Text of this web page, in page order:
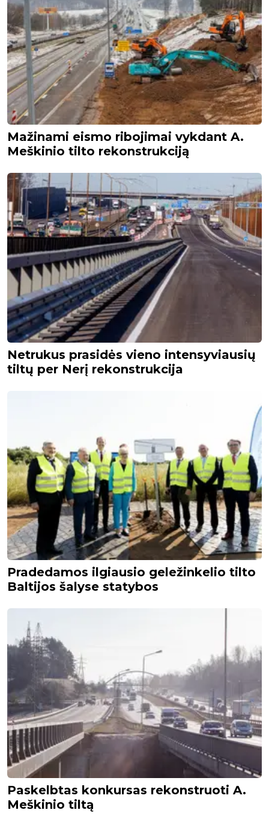
Mažinami eismo ribojimai vykdant A.
Meškinio tilto rekonstrukciją
Netrukus prasidės vieno intensyviausių
tiltų per Nerį rekonstrukcija
Pradedamos ilgiausio geležinkelio tilto
Baltijos šalyse statybos
Paskelbtas konkursas rekonstruoti A.
Meškinio tiltą